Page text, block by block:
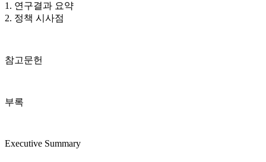
1. 연구결과 요약
2. 정책 시사점
참고문헌
부록
Executive Summary